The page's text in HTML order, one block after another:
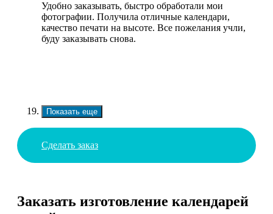
Удобно заказывать, быстро обработали мои
фотографии. Получила отличные календари,
качество печати на высоте. Все пожелания учли,
буду заказывать снова.
Показать еще
Сделать заказ
Заказать изготовление календарей